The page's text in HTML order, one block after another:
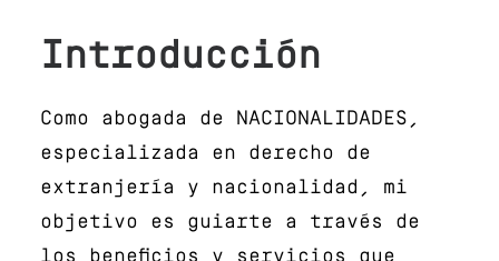
Introducción
Como abogada de NACIONALIDADES,
especializada en derecho de
extranjería y nacionalidad, mi
objetivo es guiarte a través de